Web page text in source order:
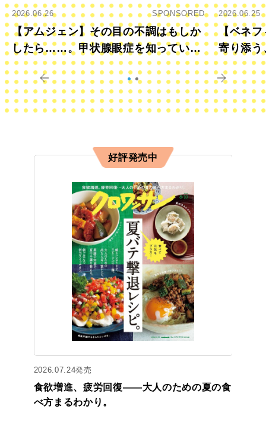
2026.06.26 SPONSORED
【アムジェン】その目の不調はもしか
したら……。甲状腺眼症を知っていま
すか？
2026.06.25
【ベネフ
寄り添う
きに
好評発売中
2026.07.24発売
食欲増進、疲労回復——大人のための夏の食
べ方まるわかり。